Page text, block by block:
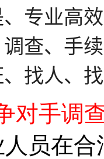
专业高
查、手
找人、
对手调
员在合